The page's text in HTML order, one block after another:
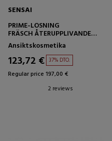
SENSAI
PRIME-LÖSNING
FRÄSCH ÅTERUPPLIVANDE
LOTION
Ansiktskosmetika
123,72 € 37% DTO.
Regular price 197,00 €
2 reviews